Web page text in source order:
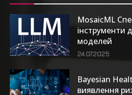
MosaicML
інструменти
моделей
24.07.2025
Bayesian
виявлення